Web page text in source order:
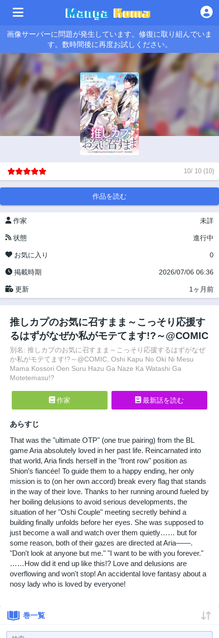
画像サーバーに問題が発生しています。修復に取り組んでいま
す。数時間後に再度お試しください。
10/ 10 (10)
作品を読む
作家 未詳
状態 進行中
お気に入り 0
掲載時期 2026/07/06 06:36
更新 1ヶ月前
推しカプのお気に召すまま～こっそり応援す
るはずがなぜか私がモテてます!?～@COMIC
別名: 推しカプのお気に召すまま～こっそり応援するはずがなぜ
か私がモテてます!?～@COMIC, Oshi Kapu No Oki Ni Mesu
Mama Kossori Oen Suru Hazu Ga Naze Ka Watashi Ga
Motetemasu!?
作家 最新話を読む
あらすじ
That was the "ultimate OTP" (one true pairing) from the BL
game Aria absolutely loved in her past life. Reincarnated into
that world, Aria finds herself in the "front row" position as
Shion’s fiancée! To guide them to a happy ending, her only
mission is to (on her own accord) break every flag that stands
in the way of their love. Thanks to her running around fueled by
her boiling delusions to avoid serious developments, the
situation of her "Oshi Couple" meeting secretly behind a
building finally unfolds before her eyes. She was supposed to
just become a wall and watch over them quietly…… but for
some reason, both of their gazes are directed at Aria――.
"Don't look at anyone but me." "I want to be with you forever."
……How did it end up like this!? Love and delusions are
overflowing and won't stop! An accidental love fantasy about a
nosy lady who is loved by everyone!
巻一覧